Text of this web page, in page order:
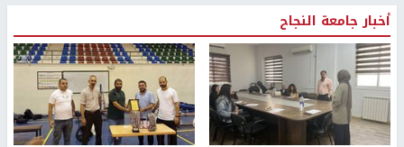
أخبار جامعة النجاح